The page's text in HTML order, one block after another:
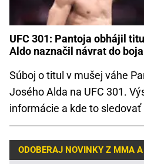
UFC 301: Pantoja obhájil
Aldo naznačil návrat do
Súboj o titul v mušej váhe
Josého Alda na UFC 301.
informácie a kde to sledovať
ODOBERAJ NOVINKY Z MMA